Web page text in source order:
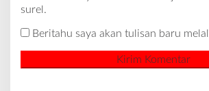
surel.
Beritahu saya akan tulisan baru